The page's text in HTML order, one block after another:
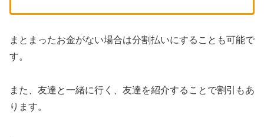
まとまったお金がない場合は分割払いにすることも可能で
す。
また、友達と一緒に行く、友達を紹介することで割引もあ
ります。